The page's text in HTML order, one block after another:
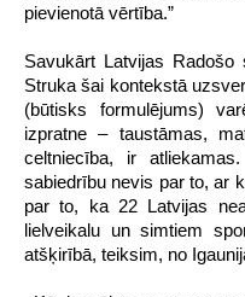
pievienotā vērtība.”
Savukārt Latvijas Radošo
Struka šai kontekstā
(būtisks formulējums)
izpratne – taustāmas,
celtniecība, ir
sabiedrību nevis par to, ar
par to, ka 22 Latvijas
lielveikalu un simtiem
atšķirībā, teiksim, no